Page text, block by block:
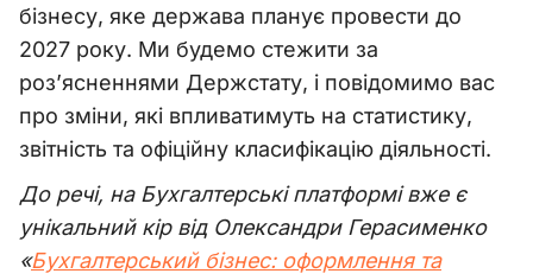
бізнесу, яке держава планує провести до
2027 року. Ми будемо стежити за
роз’ясненнями Держстату, і повідомимо вас
про зміни, які впливатимуть на статистику,
звітність та офіційну класифікацію діяльності.
До речі, на Бухгалтерські платформі вже є
унікальний кір від Олександри Герасименко
«Бухгалтерський бізнес: оформлення та